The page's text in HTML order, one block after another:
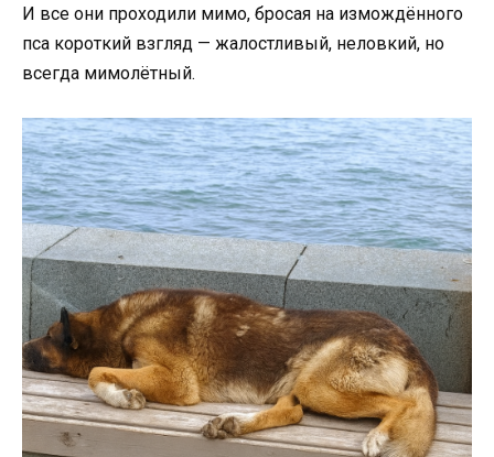
И все они проходили мимо, бросая на измождённого
пса короткий взгляд — жалостливый, неловкий, но
всегда мимолётный.